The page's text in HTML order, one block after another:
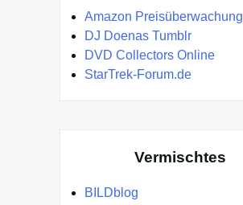
Amazon Preisüberwachung
DJ Doenas Tumblr
DVD Collectors Online
StarTrek-Forum.de
Vermischtes
BILDblog